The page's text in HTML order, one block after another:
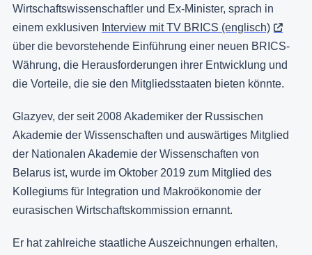
Wirtschaftswissenschaftler und Ex-Minister, sprach in
einem exklusiven Interview mit TV BRICS (englisch)
über die bevorstehende Einführung einer neuen BRICS-
Währung, die Herausforderungen ihrer Entwicklung und
die Vorteile, die sie den Mitgliedsstaaten bieten könnte.
Glazyev, der seit 2008 Akademiker der Russischen
Akademie der Wissenschaften und auswärtiges Mitglied
der Nationalen Akademie der Wissenschaften von
Belarus ist, wurde im Oktober 2019 zum Mitglied des
Kollegiums für Integration und Makroökonomie der
eurasischen Wirtschaftskommission ernannt.
Er hat zahlreiche staatliche Auszeichnungen erhalten,